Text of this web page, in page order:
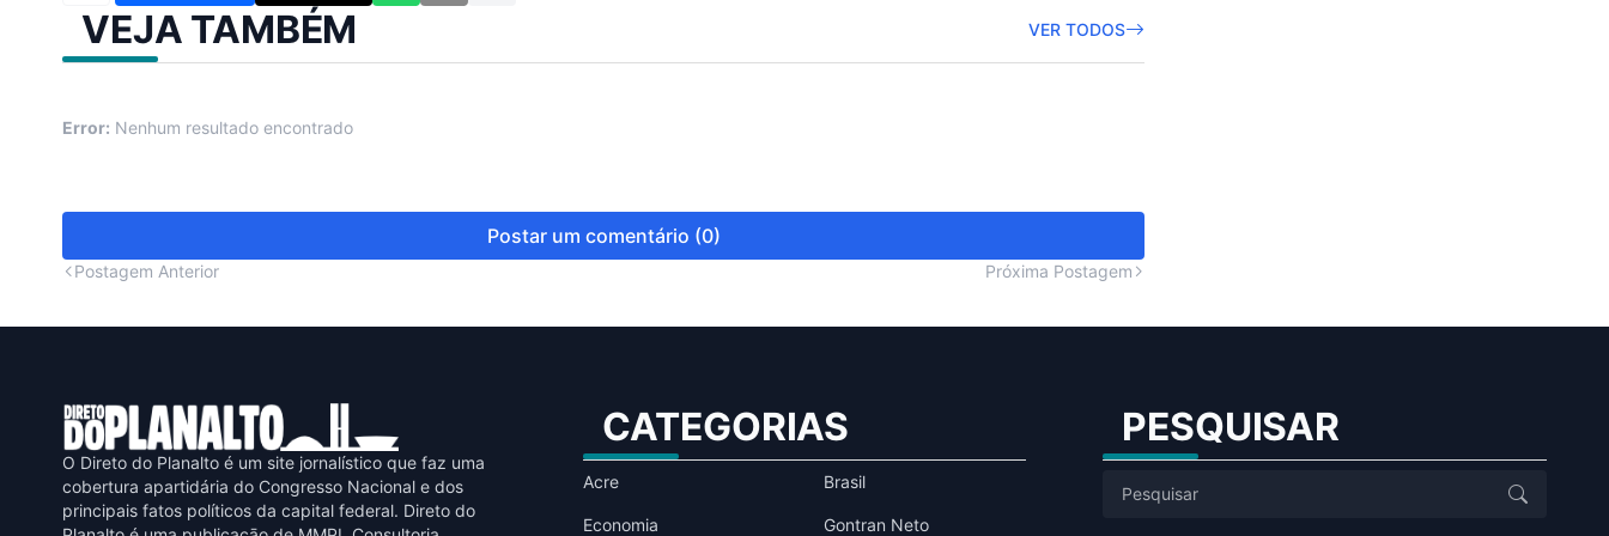
VEJA TAMBÉM VER TODOS
Error: Nenhum resultado encontrado
Postar um comentário (0)
Postagem Anterior Próxima Postagem
O Direto do Planalto é um site jornalístico que faz uma
cobertura apartidária do Congresso Nacional e dos
principais fatos políticos da capital federal. Direto do
CATEGORIAS
Acre Brasil
Economia Gontran Neto
PESQUISAR